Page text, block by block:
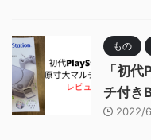
もの
「初
チ付き
2022/